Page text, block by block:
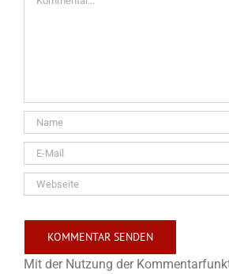
Mit der Nutzung der